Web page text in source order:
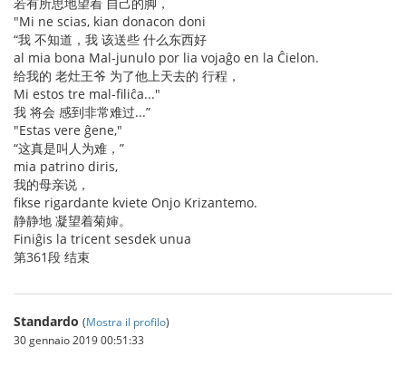
"Mi ne scias, kian donacon doni
“我 不知道，我 该送些 什么东西好
al mia bona Mal-junulo por lia vojaĝo en la Ĉielon.
给我的 老灶王爷 为了他上天去的 行程，
Mi estos tre mal-filiĉa..."
我 将会 感到非常难过...”
"Estas vere ĝene,"
“这真是叫人为难，”
mia patrino diris,
我的母亲说，
fikse rigardante kviete Onjo Krizantemo.
静静地 凝望着菊婶。
Finiĝis la tricent sesdek unua
第361段 结束
Standardo (Mostra il profilo)
30 gennaio 2019 00:51:33